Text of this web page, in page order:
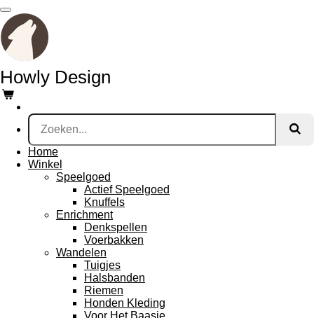
Ga
direct
naar
de
hoofdinhoud
Howly Design
Home
Winkel
Speelgoed
Actief Speelgoed
Knuffels
Enrichment
Denkspellen
Voerbakken
Wandelen
Tuigjes
Halsbanden
Riemen
Honden Kleding
Voor Het Baasje